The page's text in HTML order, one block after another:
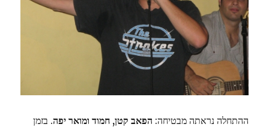
ההתחלה נראתה מבטיחה: הפאב קטן, חמוד ומואר יפה. בזמן